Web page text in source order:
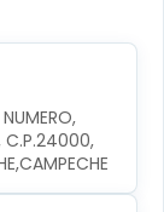
C.P.24000,